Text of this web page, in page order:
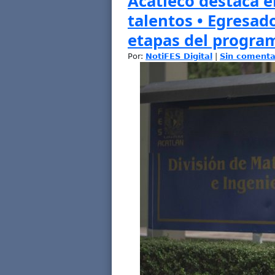
talentos •
etapas del
Por: NotiFES Digital Sin